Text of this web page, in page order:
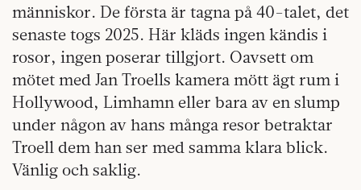
människor. De första är tagna på 40-talet, det
senaste togs 2025. Här kläds ingen kändis i
rosor, ingen poserar tillgjort. Oavsett om
mötet med Jan Troells kamera mött ägt rum i
Hollywood, Limhamn eller bara av en slump
under någon av hans många resor betraktar
Troell dem han ser med samma klara blick.
Vänlig och saklig.